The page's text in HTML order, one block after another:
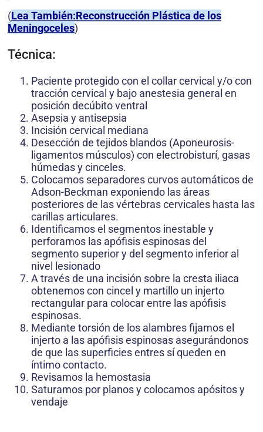
(Lea También:Reconstrucción Plástica de los
Meningoceles)
Técnica:
Paciente protegido con el collar cervical y/o con
tracción cervical y bajo anestesia general en
posición decúbito ventral
Asepsia y antisepsia
Incisión cervical mediana
Desección de tejidos blandos (Aponeurosis-
ligamentos músculos) con electrobisturí, gasas
húmedas y cinceles.
Colocamos separadores curvos automáticos de
Adson-Beckman exponiendo las áreas
posteriores de las vértebras cervicales hasta las
carillas articulares.
Identificamos el segmentos inestable y
perforamos las apófisis espinosas del
segmento superior y del segmento inferior al
nivel lesionado
A través de una incisión sobre la cresta iliaca
obtenemos con cincel y martillo un injerto
rectangular para colocar entre las apófisis
espinosas.
Mediante torsión de los alambres fijamos el
injerto a las apófisis espinosas asegurándonos
de que las superficies entres sí queden en
íntimo contacto.
Revisamos la hemostasia
Saturamos por planos y colocamos apósitos y
vendaje